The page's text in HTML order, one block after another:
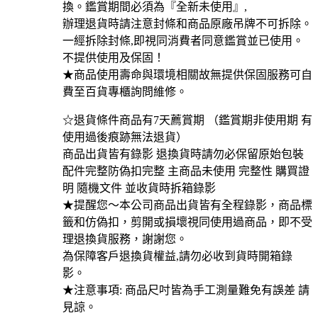
換。鑑賞期間必須為『全新未使用』,
辦理退貨時請注意封條和商品原廠吊牌不可拆除。
一經拆除封條,即視同消費者同意鑑賞並已使用。
不提供使用及保固！
★商品使用壽命與環境相關故無提供保固服務可自
費至百貨專櫃詢問維修。
☆退貨條件商品有7天薦賞期 （鑑賞期非使用期 有
使用過後痕跡無法退貨）
商品出貨皆有錄影 退換貨時請勿必保留原始包裝
配件完整防偽扣完整 主商品未使用 完整性 購買證
明 隨機文件 並收貨時拆箱錄影
★提醒您〜本公司商品出貨皆有全程錄影，商品標
籤和仿偽扣，剪開或損壞視同使用過商品，即不受
理退換貨服務，謝謝您。
為保障客戶退換貨權益,請勿必收到貨時開箱錄
影。
★注意事項: 商品尺吋皆為手工測量難免有誤差 請
見諒。